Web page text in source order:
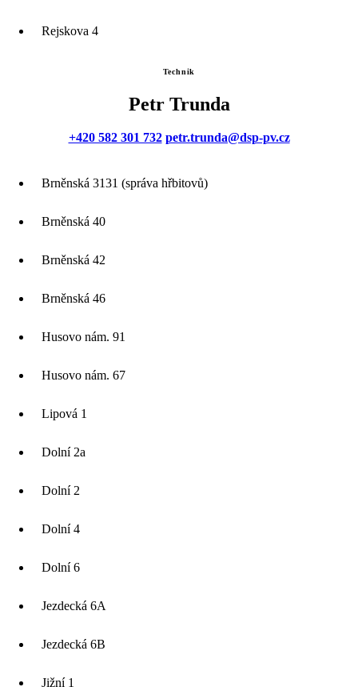
Rejskova 4
Technik
Petr Trunda
+420 582 301 732 petr.trunda@dsp-pv.cz
Brněnská 3131 (správa hřbitovů)
Brněnská 40
Brněnská 42
Brněnská 46
Husovo nám. 91
Husovo nám. 67
Lipová 1
Dolní 2a
Dolní 2
Dolní 4
Dolní 6
Jezdecká 6A
Jezdecká 6B
Jižní 1